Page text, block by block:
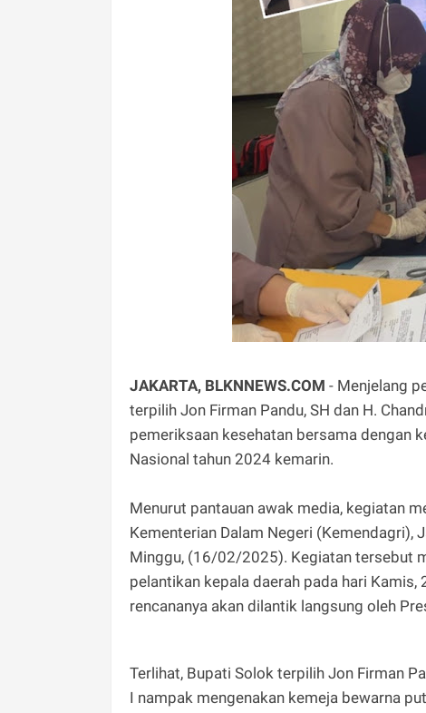
JAKARTA, BLKNNEWS.COM - Menjelang
terpilih Jon Firman Pandu, SH dan H.
pemeriksaan kesehatan bersama dengan
Nasional tahun 2024 kemarin.
Menurut pantauan awak media, kegiatan
Kementerian Dalam Negeri (Kemendagri),
Minggu, (16/02/2025). Kegiatan tersebut
pelantikan kepala daerah pada hari
rencananya akan dilantik langsung oleh
Terlihat, Bupati Solok terpilih Jon Firman
I nampak mengenakan kemeja bewarna